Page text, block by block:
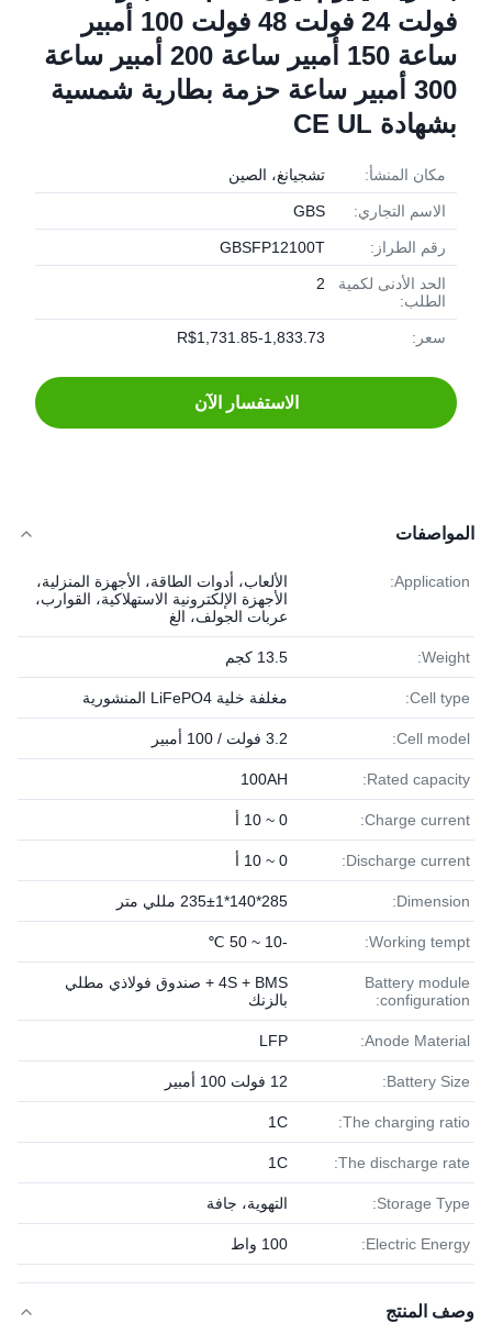
فولت 24 فولت 48 فولت 100 أمبير
ساعة 150 أمبير ساعة 200 أمبير ساعة
300 أمبير ساعة حزمة بطارية شمسية
بشهادة CE UL
مكان المنشأ: تشجيانغ، الصين
الاسم التجاري: GBS
رقم الطراز: GBSFP12100T
الحد الأدنى لكمية
الطلب:
2
سعر: R$1,731.85-1,833.73
الاستفسار الآن
المواصفات
Application:
الألعاب، أدوات الطاقة، الأجهزة المنزلية،
الأجهزة الإلكترونية الاستهلاكية، القوارب،
عربات الجولف، الغ
Weight: 13.5 كجم
Cell type: مغلفة خلية LiFePO4 المنشورية
Cell model: 3.2 فولت / 100 أمبير
Rated capacity:
100AH
Charge current: 0 ~ 10 أ
Discharge current: 0 ~ 10 أ
Dimension: 285*140*235±1 مللي متر
Working tempt:
-10 ~ 50 ℃
Battery module
configuration:
4S + BMS + صندوق فولاذي مطلي
بالزنك
Anode Material:
LFP
Battery Size: 12 فولت 100 أمبير
The charging ratio:
1C
The discharge rate:
1C
Storage Type: التهوية، جافة
Electric Energy: 100 واط
وصف المنتج